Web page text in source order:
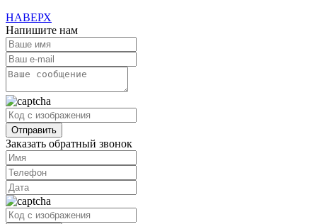
НАВЕРХ
Напишите нам
Заказать обратный звонок